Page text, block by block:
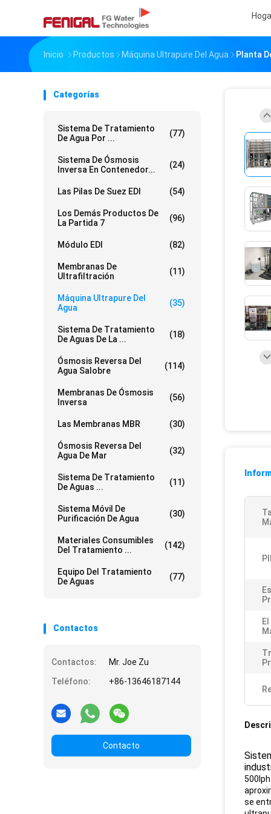
Inicio Productos Máquina Ultrapure Del Agua Planta
Categorías
Sistema De Tratamiento
De Agua Por ...
(77)
Sistema De Ósmosis
Inversa En Contenedor...
(24)
Las Pilas De Suez EDI (54)
Los Demás Productos De
La Partida 7
(96)
Módulo EDI (82)
Membranas De
Ultrafiltración
(11)
Máquina Ultrapure Del
Agua
(35)
Sistema De Tratamiento
De Aguas De La ...
(18)
Ósmosis Reversa Del
Agua Salobre
(114)
Membranas De Ósmosis
Inversa
(56)
Las Membranas MBR (30)
Ósmosis Reversa Del
Agua De Mar
(32)
Sistema De Tratamiento
De Aguas ...
(11)
Sistema Móvil De
Purificación De Agua
(30)
Materiales Consumibles
Del Tratamiento ...
(142)
Equipo Del Tratamiento
De Aguas
(77)
Contactos
Contactos:
Mr. Joe Zu
Teléfono:
+86-13646187144
Contacto
se